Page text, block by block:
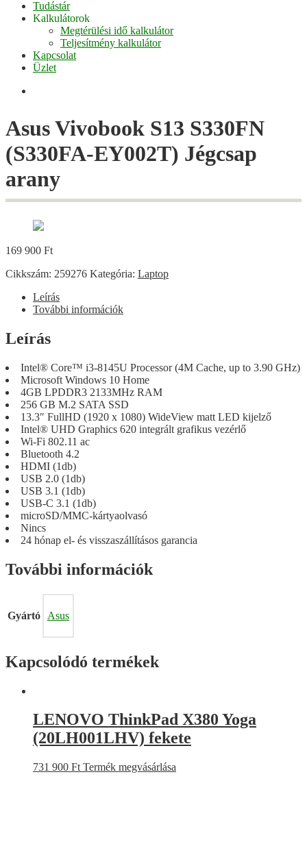
Tudástár
Kalkulátorok
Megtérülési idő kalkulátor
Teljesítmény kalkulátor
Kapcsolat
Üzlet
Asus Vivobook S13 S330FN
(S330FA-EY002T) Jégcsap
arany
169 900 Ft
Cikkszám: 259276 Kategória: Laptop
Leírás
További információk
Leírás
Intel® Core™ i3-8145U Processor (4M Cache, up to 3.90 GHz)
Microsoft Windows 10 Home
4GB LPDDR3 2133MHz RAM
256 GB M.2 SATA SSD
13.3″ FullHD (1920 x 1080) WideView matt LED kijelző
Intel® UHD Graphics 620 integrált grafikus vezérlő
Wi-Fi 802.11 ac
Bluetooth 4.2
HDMI (1db)
USB 2.0 (1db)
USB 3.1 (1db)
USB-C 3.1 (1db)
microSD/MMC-kártyaolvasó
Nincs
24 hónap el- és visszaszállításos garancia
További információk
Gyártó Asus
Kapcsolódó termékek
LENOVO ThinkPad X380 Yoga
(20LH001LHV) fekete
731 900 Ft Termék megvásárlása